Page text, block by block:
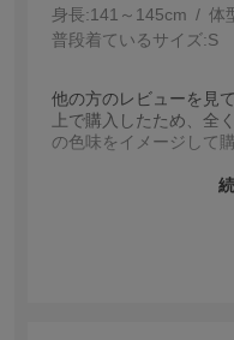
身長:141～145cm 体
普段着ているサイズ:S
他の方のレビューを見
上で購入したため、全
の色味をイメージして
っきりとした色味で、